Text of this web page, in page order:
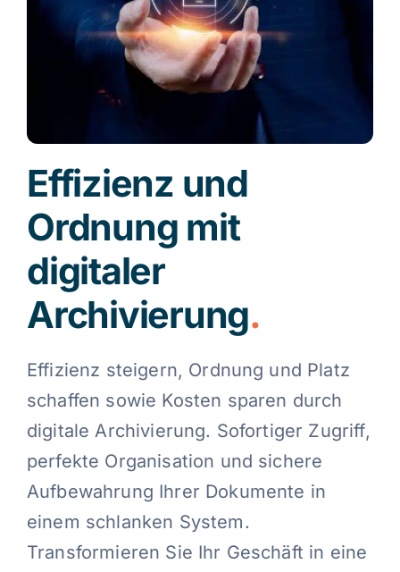
Kontakt
Deutsch
Effizienz und
Ordnung mit
digitaler
Archivierung.
Effizienz steigern, Ordnung und Platz
schaffen sowie Kosten sparen durch
digitale Archivierung. Sofortiger Zugriff,
perfekte Organisation und sichere
Aufbewahrung Ihrer Dokumente in
einem schlanken System.
Transformieren Sie Ihr Geschäft in eine